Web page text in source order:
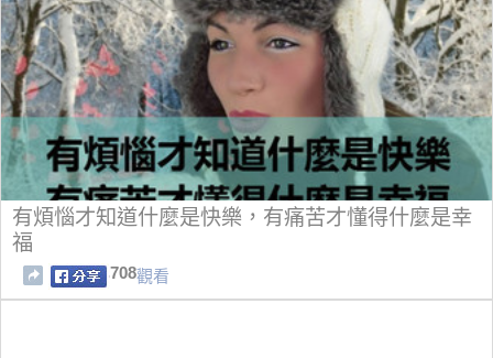
有煩惱才知道什麼是快樂，有痛苦才懂得什麼是幸
福
708觀看